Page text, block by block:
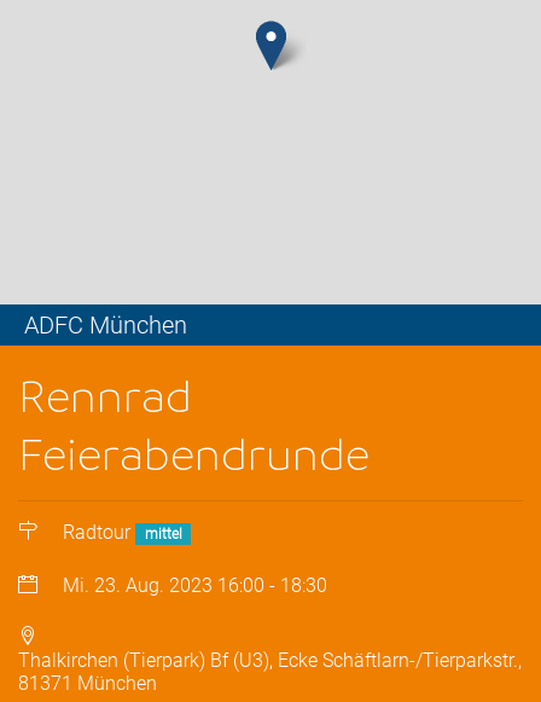
ADFC München
Rennrad
Feierabendrunde
Radtour mittel
Mi. 23. Aug. 2023 16:00 - 18:30
Thalkirchen (Tierpark) Bf (U3), Ecke Schäftlarn-/Tierparkstr.,
81371 München